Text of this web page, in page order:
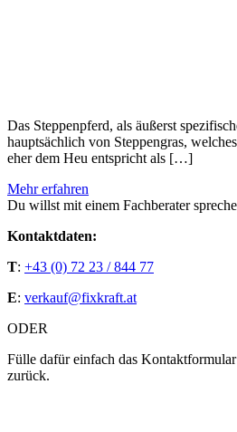
Das Steppenpferd, als äußerst
hauptsächlich von Steppengras,
eher dem Heu entspricht als […]
Mehr erfahren
Du willst mit einem Fachberater
Kontaktdaten:
T: +43 (0) 72 23 / 844 77
E: verkauf@fixkraft.at
ODER
Fülle dafür einfach das
zurück.